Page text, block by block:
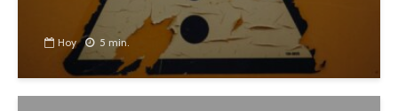
Hoy 5 min.